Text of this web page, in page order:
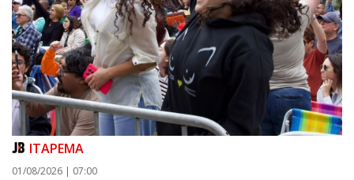
ITAPEMA
01/08/2026 | 07:00